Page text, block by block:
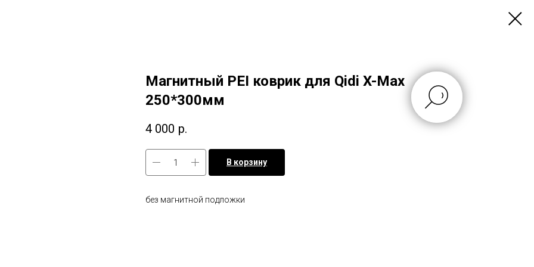
Магнитный PEI коврик для Qidi X-Max
250*300мм
4 000 р.
В корзину
без магнитной подложки